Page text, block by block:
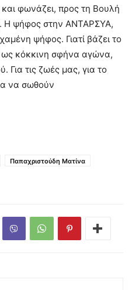
φωνάζει, προς τη Βουλή
Η ψήφος στην ΑΝΤΑΡΣΥΑ,
ψήφος. Γιατί βάζει το
κόκκινη σφήνα αγώνα,
Για τις ζωές μας, για το
να σωθούν
Παπαχριστούδη Ματίνα